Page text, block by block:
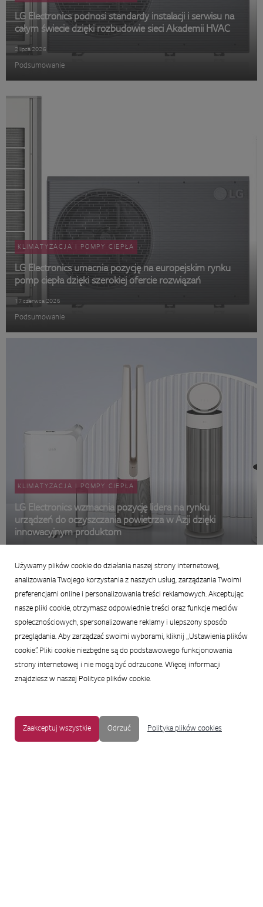
LG Electronics podnosi standardy instalacji i serwisu na
całym świecie dzięki rozbudowie sieci Akademii HVAC
2 lipca 2026
Podsumowanie
KLIMATYZACJA I POMPY CIEPŁA
LG Electronics umacnia pozycję na europejskim rynku
pomp ciepła dzięki szerokiej ofercie rozwiązań
17 czerwca 2026
Podsumowanie
KLIMATYZACJA I POMPY CIEPŁA
LG Electronics wzmacnia pozycję lidera na rynku
urządzeń do oczyszczania powietrza w Azji dzięki
innowacyjnym produktom
Podsumowanie
Używamy plików cookie do działania naszej strony internetowej,
analizowania Twojego korzystania z naszych usług, zarządzania Twoimi
preferencjami online i personalizowania treści reklamowych. Akceptując
nasze pliki cookie, otrzymasz odpowiednie treści oraz funkcje mediów
społecznościowych, spersonalizowane reklamy i ulepszony sposób
przeglądania. Aby zarządzać swoimi wyborami, kliknij „Ustawienia plików
cookie”. Pliki cookie niezbędne są do podstawowego funkcjonowania
strony internetowej i nie mogą być odrzucone. Więcej informacji
znajdziesz w naszej Polityce plików cookie.
Zaakceptuj wszystkie Odrzuć Polityka plików cookies